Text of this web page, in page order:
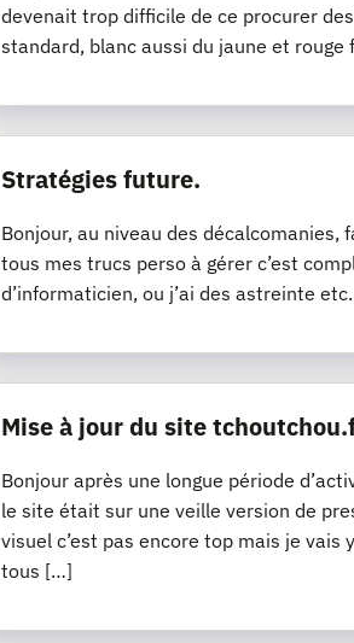
devenait trop difficile de ce procurer
standard, blanc aussi du jaune et
Stratégies future.
Bonjour, au niveau des décalcomanies,
tous mes trucs perso à gérer c’est
d’informaticien, ou j’ai des astreinte
Mise à jour du site
Bonjour après une longue période
le site était sur une veille version de
visuel c’est pas encore top mais je
tous […]